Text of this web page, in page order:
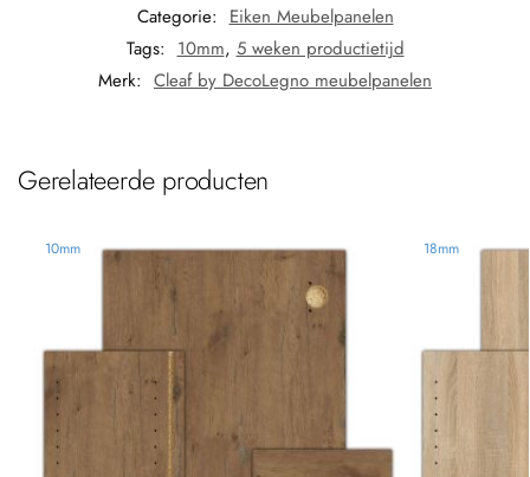
Categorie: Eiken Meubelpanelen
Tags: 10mm, 5 weken productietijd
Merk: Cleaf by DecoLegno meubelpanelen
Gerelateerde producten
10mm 18mm